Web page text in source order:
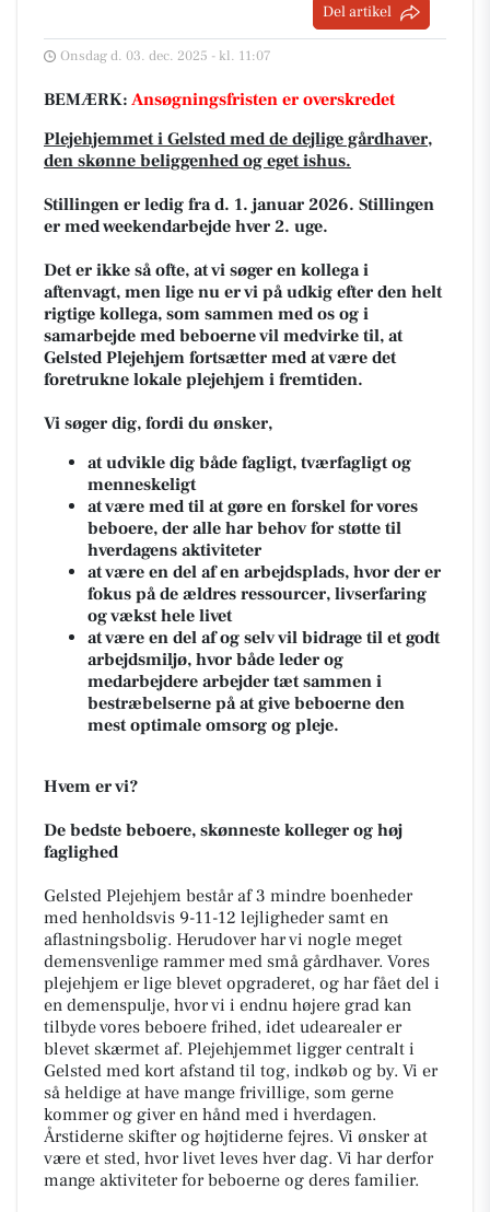
Del artikel
Onsdag d. 03. dec. 2025 - kl. 11:07
BEMÆRK: Ansøgningsfristen er overskredet
Plejehjemmet i Gelsted med de dejlige gårdhaver,
den skønne beliggenhed og eget ishus.
Stillingen er ledig fra d. 1. januar 2026. Stillingen
er med weekendarbejde hver 2. uge.
Det er ikke så ofte, at vi søger en kollega i
aftenvagt, men lige nu er vi på udkig efter den helt
rigtige kollega, som sammen med os og i
samarbejde med beboerne vil medvirke til, at
Gelsted Plejehjem fortsætter med at være det
foretrukne lokale plejehjem i fremtiden.
Vi søger dig, fordi du ønsker,
at udvikle dig både fagligt, tværfagligt og
menneskeligt
at være med til at gøre en forskel for vores
beboere, der alle har behov for støtte til
hverdagens aktiviteter
at være en del af en arbejdsplads, hvor der er
fokus på de ældres ressourcer, livserfaring
og vækst hele livet
at være en del af og selv vil bidrage til et godt
arbejdsmiljø, hvor både leder og
medarbejdere arbejder tæt sammen i
bestræbelserne på at give beboerne den
mest optimale omsorg og pleje.
Hvem er vi?
De bedste beboere, skønneste kolleger og høj
faglighed
Gelsted Plejehjem består af 3 mindre boenheder
med henholdsvis 9-11-12 lejligheder samt en
aflastningsbolig. Herudover har vi nogle meget
demensvenlige rammer med små gårdhaver. Vores
plejehjem er lige blevet opgraderet, og har fået del i
en demenspulje, hvor vi i endnu højere grad kan
tilbyde vores beboere frihed, idet udearealer er
blevet skærmet af. Plejehjemmet ligger centralt i
Gelsted med kort afstand til tog, indkøb og by. Vi er
så heldige at have mange frivillige, som gerne
kommer og giver en hånd med i hverdagen.
Årstiderne skifter og højtiderne fejres. Vi ønsker at
være et sted, hvor livet leves hver dag. Vi har derfor
mange aktiviteter for beboerne og deres familier.